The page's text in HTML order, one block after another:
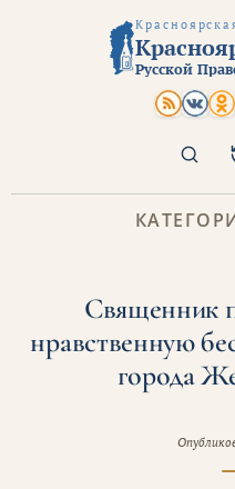
Русской
Священник
нравственную
города